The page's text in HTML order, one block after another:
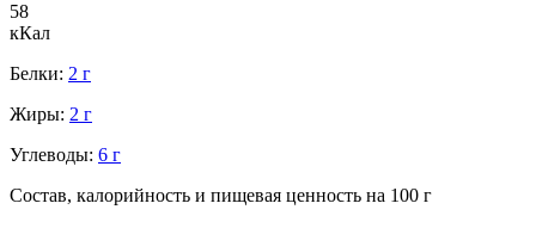
58
кКал
Белки: 2 г
Жиры: 2 г
Углеводы: 6 г
Состав, калорийность и пищевая ценность на 100 г